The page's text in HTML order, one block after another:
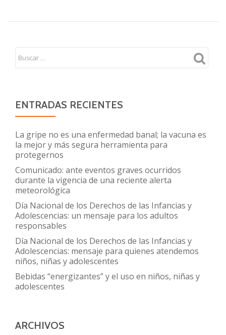
el
de
las
ENTRADAS RECIENTES
La gripe no es una enfermedad banal; la vacuna es
la mejor y más segura herramienta para
protegernos
Comunicado: ante eventos graves ocurridos
durante la vigencia de una reciente alerta
meteorológica
Día Nacional de los Derechos de las Infancias y
Adolescencias: un mensaje para los adultos
responsables
Día Nacional de los Derechos de las Infancias y
Adolescencias: mensaje para quienes atendemos
niños, niñas y adolescentes
Bebidas “energizantes” y el uso en niños, niñas y
adolescentes
ARCHIVOS